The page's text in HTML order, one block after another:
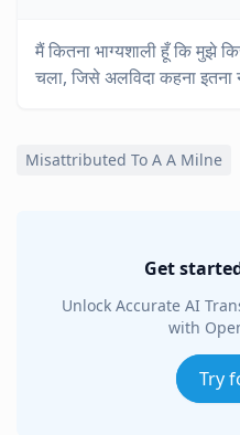
मैं कितना भाग्यशाली हूँ कि मुझे
चला, जिसे अलविदा कहना
Misattributed To A A Milne
Get
Unlock Accurate AI
with
Try